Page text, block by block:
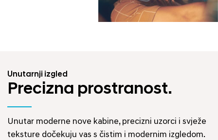
Unutarnji izgled
Precizna prostranost.
Unutar moderne nove kabine, precizni uzorci i svježe
teksture dočekuju vas s čistim i modernim izgledom.